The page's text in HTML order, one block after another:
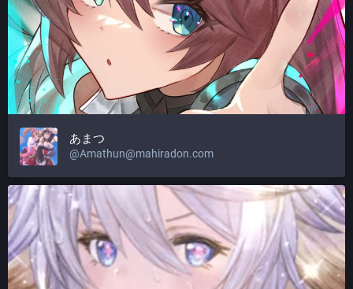
あまつ
@Amathun@mahiradon.com